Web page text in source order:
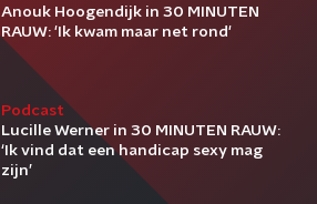
Anouk Hoogendijk in 30 MINUTEN
RAUW: 'Ik kwam maar net rond'
Podcast
Lucille Werner in 30 MINUTEN RAUW:
‘Ik vind dat een handicap sexy mag
zijn’